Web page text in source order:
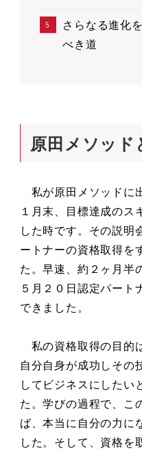
さらなる進化
べき道
原田メソッド
私が原田メソッドに
１月末、目標達成のス
した時です。その説明
ートナーの資格取得を
た。早速、約２ヶ月半
５月２０日認定パート
できました。
私の資格取得の目的
自分自身が成功しその
してビジネスにしたい
た。学びの過程で、こ
ば、本当に自分の力に
した。そして、資格を